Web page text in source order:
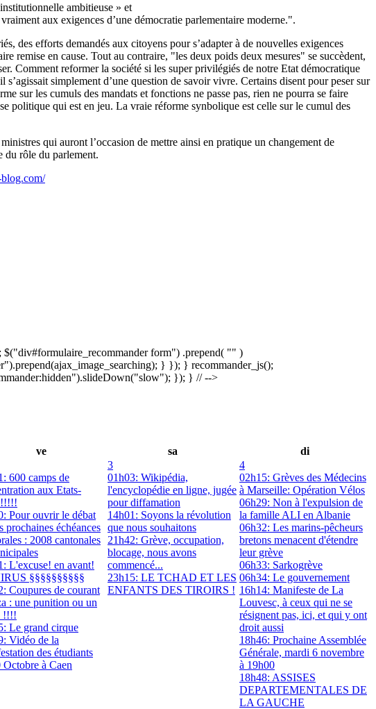
ambitieuse » et
aux exigences d’une démocratie parlementaire moderne.".
des efforts demandés aux citoyens pour s’adapter à de nouvelles exigences
remise en cause. Tout au contraire, "les deux poids deux mesures" se succèdent,
Comment reformer la société si les super privilégiés de notre Etat démocratique
simplement d’une question de savoir vivre. Certains disent pour peser sur
sur les cumuls des mandats et fonctions ne passe pas, rien ne pourra se faire
politique qui est en jeu. La vraie réforme synbolique est celle sur le cumul des
qui auront l’occasion de mettre ainsi en pratique un changement de
du rôle du parlement.
form") .prepend( "" )
} }); } recommander_js();
}); } // -->
ve sa
di
600 camps de
aux Etats-
Pour ouvrir le débat
prochaines échéances
: 2008 cantonales
L'excuse! en avant!
§§§§§§§§§§
Coupures de courant
: une punition ou un
!!!!
Le grand cirque
Vidéo de la
des étudiants
Octobre à Caen
3
01h03: Wikipédia,
l'encyclopédie en ligne, jugée
pour diffamation
14h01: Soyons la révolution
que nous souhaitons
21h42: Grève, occupation,
blocage, nous avons
commencé...
23h15: LE TCHAD ET LES
ENFANTS DES TIROIRS !
4
02h15: Grèves des Médecins
à Marseille: Opération Vélos
06h29: Non à l'expulsion de
la famille ALI en Albanie
06h32: Les marins-pêcheurs
bretons menacent d'étendre
leur grève
06h33: Sarkogrève
06h34: Le gouvernement
16h14: Manifeste de La
Louvesc, à ceux qui ne se
résignent pas, ici, et qui y ont
droit aussi
18h46: Prochaine Assemblée
Générale, mardi 6 novembre
à 19h00
18h48: ASSISES
DEPARTEMENTALES DE
LA GAUCHE